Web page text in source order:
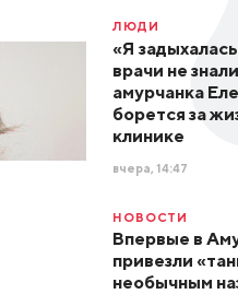
ЛЮДИ
«Я
врачи не
амурчанка
борется за
клинике
вчера, 14:47
НОВОСТИ
Впервые в
привезли
необычным